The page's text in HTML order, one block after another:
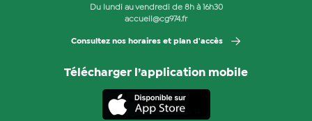
Du lundi au vendredi de 8h à 16h30
accueil@cg974.fr
Consultez nos horaires et plan d'accès
Télécharger l’application mobile